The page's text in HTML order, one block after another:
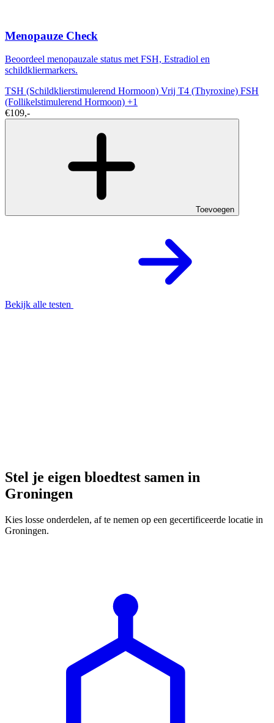
Menopauze Check
Beoordeel menopauzale status met FSH, Estradiol en
schildkliermarkers.
TSH (Schildklierstimulerend Hormoon) Vrij T4 (Thyroxine) FSH
(Follikelstimulerend Hormoon) +1
€109,-
Toevoegen
Bekijk alle testen
Stel je eigen bloedtest samen in
Groningen
Kies losse onderdelen, af te nemen op een gecertificeerde locatie in
Groningen.